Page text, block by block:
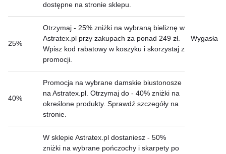
Wygasła
dostępne na stronie sklepu.
25%
Otrzymaj - 25% zniżki na wybraną bieliznę w
Astratex.pl przy zakupach za ponad 249 zł.
Wpisz kod rabatowy w koszyku i skorzystaj z
promocji.
40%
Promocja na wybrane damskie biustonosze
na Astratex.pl. Otrzymaj do - 40% zniżki na
określone produkty. Sprawdź szczegóły na
stronie.
W sklepie Astratex.pl dostaniesz - 50%
zniżki na wybrane pończochy i skarpety po